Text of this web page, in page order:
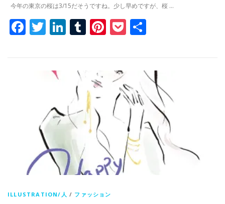
今年の東京の桜は3/15だそうですね。少し早めですが、桜 …
Facebook
Twitter
LinkedIn
Tumblr
Pinterest
Pocket
ILLUSTRATION/人 / ファッション